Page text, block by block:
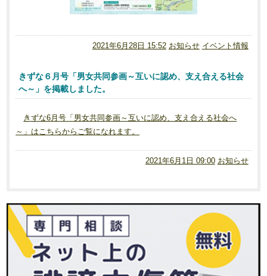
2021年6月28日 15:52 お知らせ イベント情報
きずな６月号「男女共同参画～互いに認め、支え合える社会
へ～」を掲載しました。
きずな6月号「男女共同参画～互いに認め、支え合える社会へ
～」はこちらからご覧になれます。
2021年6月1日 09:00 お知らせ